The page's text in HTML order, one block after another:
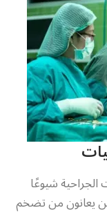
الجراحية شيوعًا
يعانون من تضخم